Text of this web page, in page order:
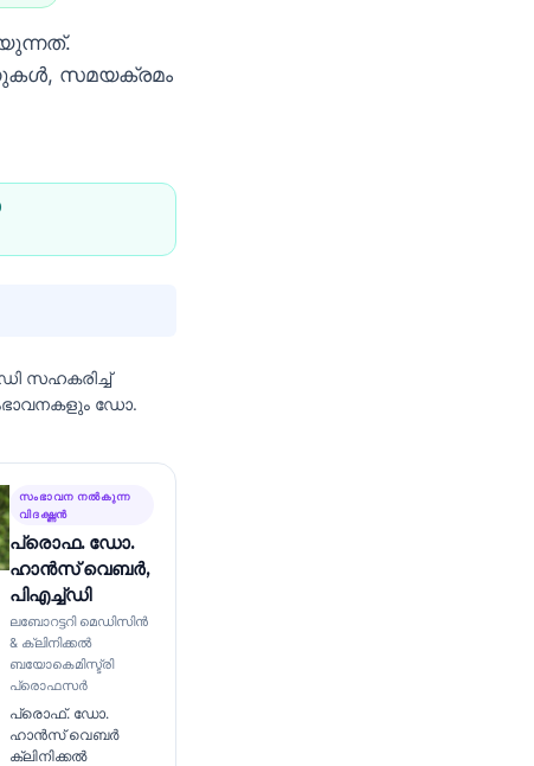
സമയക്രമം
സഹകരിച്ച്
ഡോ.
സംഭാവന നൽകുന്ന
വിദഗ്ദ്ധൻ
പ്രൊഫ. ഡോ.
ഹാൻസ് വെബർ,
പിഎച്ച്ഡി
ലബോറട്ടറി മെഡിസിൻ
& ക്ലിനിക്കൽ
ബയോകെമിസ്ട്രി
പ്രൊഫസർ
പ്രൊഫ്. ഡോ.
ഹാൻസ് വെബർ
ക്ലിനിക്കൽ